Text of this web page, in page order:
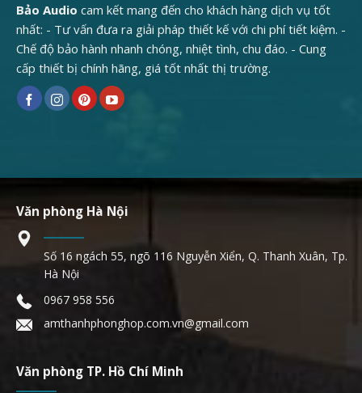
Bảo Audio cam kết mang đến cho khách hàng dịch vụ tốt
nhất: - Tư vấn đưa ra giải pháp thiết kế với chi phí tiết kiệm. -
Chế độ bảo hành nhanh chóng, nhiệt tình, chu đáo. - Cung
cấp thiết bị chính hãng, giá tốt nhất thị trường.
Văn phòng Hà Nội
Số 16 ngách 55, ngõ 116 Nguyễn Xiển, Q. Thanh Xuân, Tp.
Hà Nội
0967 958 556
amthanhphonghop.com.vn@gmail.com
Văn phòng TP. Hồ Chí Minh